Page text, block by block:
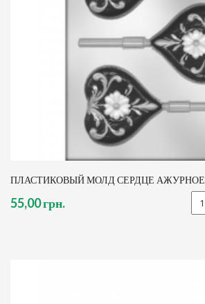
ПЛАСТИКОВЫЙ МОЛД СЕРДЦЕ АЖУРНОЕ
55,00 грн.